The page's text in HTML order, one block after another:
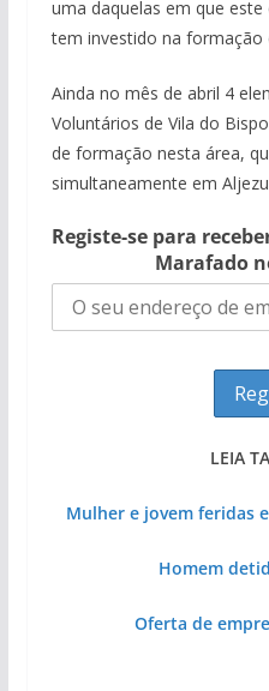
uma daquelas em que
tem investido na formação
Ainda no mês de abril 4
Voluntários de Vila do
de formação nesta área,
simultaneamente em
Registe-se para
Marafado
LEIA
Mulher e jovem feridas
Homem
Oferta de
Tempestades roubam
Tapas do mar a 3
Projeto milionário:
milhões de euros na
Milagre da água.
Foto do dia: uma